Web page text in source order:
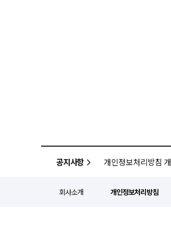
공지사항 개인정보처리방침
회사소개 개인정보처리방침